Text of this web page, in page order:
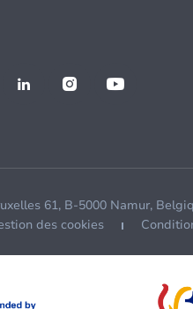
61, B-5000 Namur,
des cookies